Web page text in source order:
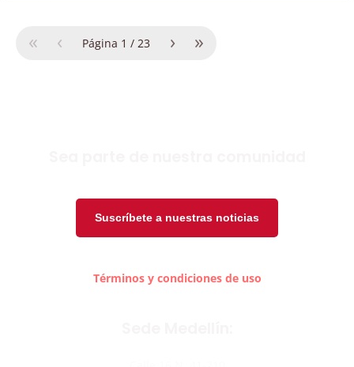
« ‹ › »
Página 1 / 23
Suscríbete a nuestras noticias
Términos y condiciones de uso